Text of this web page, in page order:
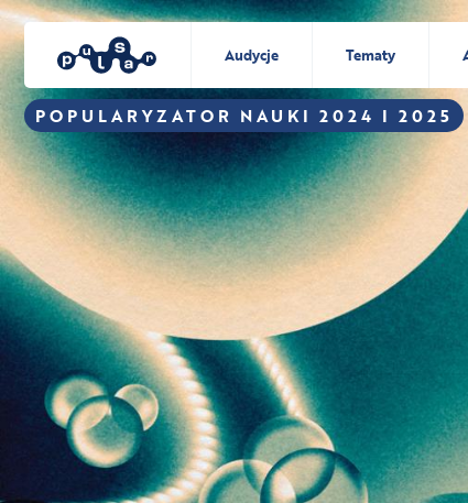
POPULARYZATOR NAUKI 2024 I 2025
Audycje Tematy